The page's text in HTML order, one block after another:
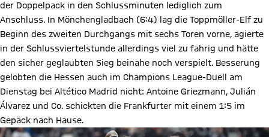
der Doppelpack in den Schlussminuten lediglich zum
Anschluss. In Mönchengladbach (6:4) lag die Toppmöller-Elf zu
Beginn des zweiten Durchgangs mit sechs Toren vorne, agierte
in der Schlussviertelstunde allerdings viel zu fahrig und hätte
den sicher geglaubten Sieg beinahe noch verspielt. Besserung
gelobten die Hessen auch im Champions League-Duell am
Dienstag bei Altético Madrid nicht: Antoine Griezmann, Julián
Álvarez und Co. schickten die Frankfurter mit einem 1:5 im
Gepäck nach Hause.